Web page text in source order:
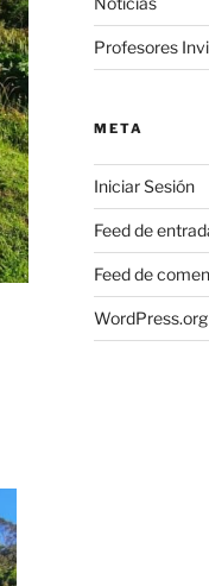
Profesores
META
Iniciar Sesión
Feed de
Feed de
WordPress.org